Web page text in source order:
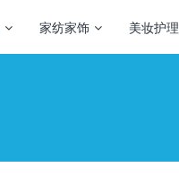
家纺家饰 美妆护理